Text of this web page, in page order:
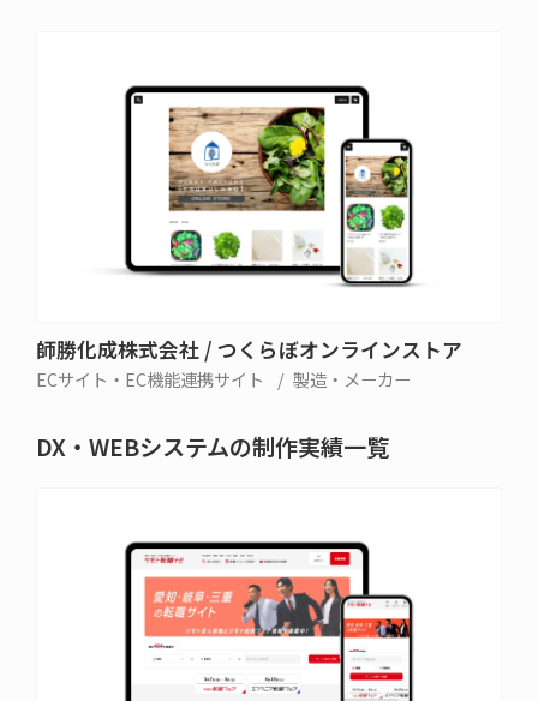
師勝化成株式会社 / つくらぼオンラインストア
ECサイト・EC機能連携サイト 製造・メーカー
DX・WEBシステムの制作実績一覧